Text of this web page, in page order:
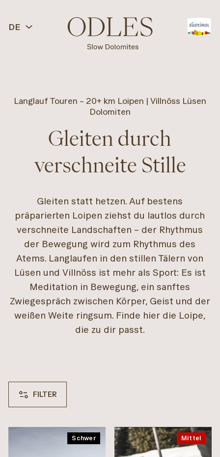
DE
Langlauf Touren – 20+ km Loipen | Villnöss Lüsen
Dolomiten
Gleiten durch
verschneite Stille
Gleiten statt hetzen. Auf bestens
präparierten Loipen ziehst du lautlos durch
verschneite Landschaften – der Rhythmus
der Bewegung wird zum Rhythmus des
Atems. Langlaufen in den stillen Tälern von
Lüsen und Villnöss ist mehr als Sport: Es ist
Meditation in Bewegung, ein sanftes
Zwiegespräch zwischen Körper, Geist und der
weißen Weite ringsum. Finde hier die Loipe,
die zu dir passt.
FILTER
REGION
Schwer Mittel